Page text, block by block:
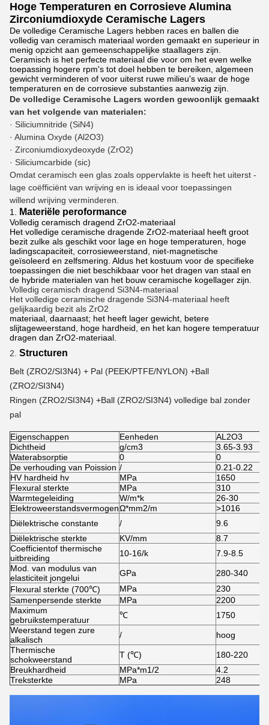
Hoge Temperaturen en Corrosieve Alumina
Zirconiumdioxyde Ceramische Lagers
De volledige Ceramische Lagers hebben races en ballen die
volledig van ceramisch materiaal worden gemaakt en superieur in
menig opzicht aan gemeenschappelijke staallagers zijn.
Ceramisch is het perfecte materiaal die voor om het even welke
toepassing hogere rpm's tot doel hebben te bereiken, algemeen
gewicht verminderen of voor uiterst ruwe milieu's waar de hoge
temperaturen en de corrosieve substanties aanwezig zijn.
De volledige Ceramische Lagers worden gewoonlijk gemaakt
van het volgende van materialen:
· Siliciumnitride (SiN4)
· Alumina Oxyde (Al2O3)
· Zirconiumdioxydeoxyde (ZrO2)
· Siliciumcarbide (sic)
Omdat ceramisch een glas zoals oppervlakte is heeft het uiterst -
lage coëfficiënt van wrijving en is ideaal voor toepassingen
willend wrijving verminderen.
1.
Materiële peroformance
Volledig ceramisch dragend ZrO2-materiaal
Het volledige ceramische dragende ZrO2-materiaal heeft groot
bezit zulke als geschikt voor lage en hoge temperaturen, hoge
ladingscapaciteit, corrosieweerstand, niet-magnetische
geïsoleerd en zelfsmering. Aldus het kostuum voor de specifieke
toepassingen die niet beschikbaar voor het dragen van staal en
de hybride materialen van het bouw ceramische kogellager zijn.
Volledig ceramisch dragend Si3N4-materiaal
Het volledige ceramische dragende Si3N4-materiaal heeft
gelijkaardig bezit als ZrO2
materiaal, daarnaast; het heeft lager gewicht, betere
slijtageweerstand, hoge hardheid, en het kan hogere temperatuur
dragen dan ZrO2-materiaal.
2. Structuren
Belt (ZRO2/SI3N4) + Pal (PEEK/PTFE/NYLON) +Ball
(ZRO2/SI3N4)
Ringen (ZRO2/SI3N4) +Ball (ZRO2/SI3N4) volledige bal zonder
pal
Eigenschappen Eenheden AL2O3
Dichtheid
g/cm3 3.65-3.93
Waterabsorptie
0 0
De verhouding van Poission / 0.21-0.22
HV hardheid hv
MPa 1650
Flexural sterkte
MPa 310
Warmtegeleiding
W/m*k 26-30
ElektroweerstandsvermogenΩ*mm2/m >1016
Diëlektrische constante
/ 9.6
Diëlektrische sterkte
KV/mm 8.7
Coefficientof thermische
uitbreiding
10-16/k 7.9-8.5
Mod. van modulus van
elasticiteit jongelui
GPa 280-340
Flexural sterkte (700℃)
MPa 230
Samenpersende sterkte
MPa 2200
Maximum
gebruikstemperatuur
℃ 1750
Weerstand tegen zure
alkalisch
/ hoog
Thermische
schokweerstand
T (℃) 180-220
Breukhardheid
MPa*m1/2 4.2
Treksterkte
MPa 248